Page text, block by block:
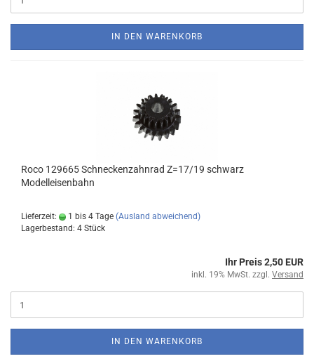
IN DEN WARENKORB
Roco 129665 Schneckenzahnrad Z=17/19 schwarz
Modelleisenbahn
Lieferzeit: 1 bis 4 Tage (Ausland abweichend)
Lagerbestand: 4 Stück
Ihr Preis 2,50 EUR
inkl. 19% MwSt. zzgl. Versand
IN DEN WARENKORB